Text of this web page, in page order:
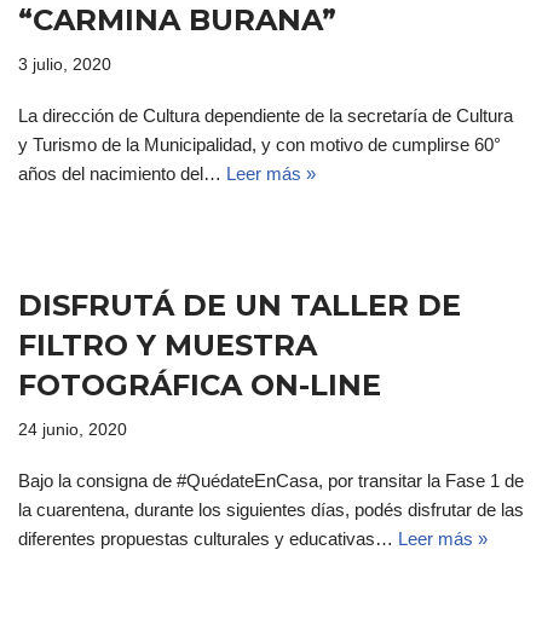
“CARMINA BURANA”
3 julio, 2020
La dirección de Cultura dependiente de la secretaría de Cultura
y Turismo de la Municipalidad, y con motivo de cumplirse 60°
años del nacimiento del… Leer más »
DISFRUTÁ DE UN TALLER DE
FILTRO Y MUESTRA
FOTOGRÁFICA ON-LINE
24 junio, 2020
Bajo la consigna de #QuédateEnCasa, por transitar la Fase 1 de
la cuarentena, durante los siguientes días, podés disfrutar de las
diferentes propuestas culturales y educativas… Leer más »